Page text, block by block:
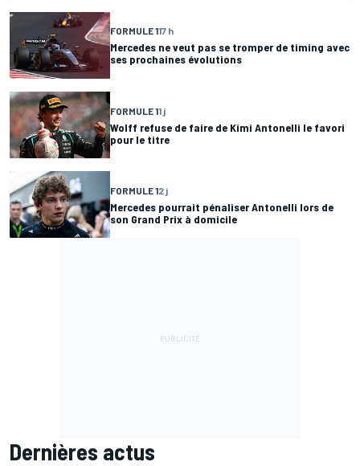
FORMULE 117 h
Mercedes ne veut pas se tromper de timing avec
ses prochaines évolutions
FORMULE 11 j
Wolff refuse de faire de Kimi Antonelli le favori
pour le titre
FORMULE 12 j
Mercedes pourrait pénaliser Antonelli lors de
son Grand Prix à domicile
Dernières actus